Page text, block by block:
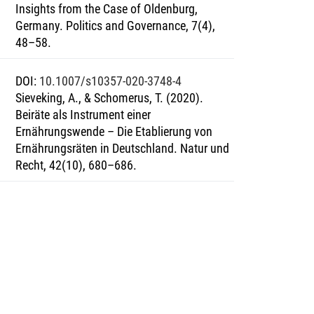
Insights from the Case of Oldenburg,
Germany. Politics and Governance, 7(4),
48–58.
DOI: 10.1007/s10357-020-3748-4
Sieveking, A., & Schomerus, T. (2020).
Beiräte als Instrument einer
Ernährungswende – Die Etablierung von
Ernährungsräten in Deutschland. Natur und
Recht, 42(10), 680–686.